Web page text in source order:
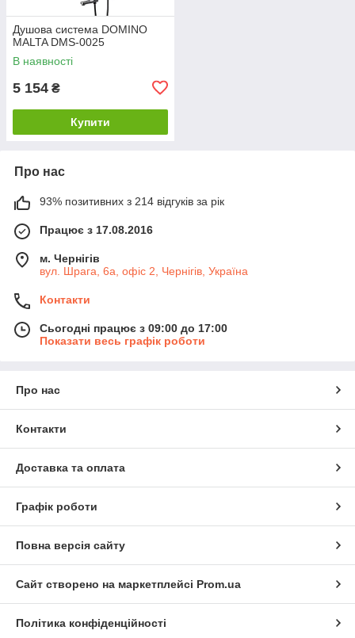
Душова система DOMINO
MALTA DMS-0025
В наявності
5 154 ₴
Купити
Про нас
93% позитивних з 214 відгуків за рік
Працює з 17.08.2016
м. Чернігів
вул. Шрага, 6а, офіс 2, Чернігів, Україна
Контакти
Сьогодні працює з 09:00 до 17:00
Показати весь графік роботи
Про нас
Контакти
Доставка та оплата
Графік роботи
Повна версія сайту
Сайт створено на маркетплейсі Prom.ua
Політика конфіденційності